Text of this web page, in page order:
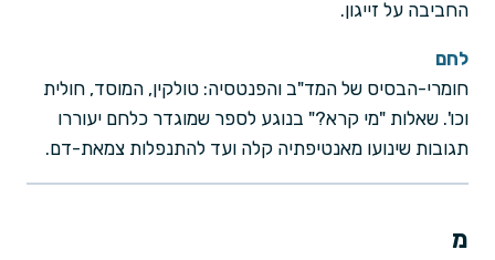
החביבה על זייגון.
לחם
חומרי-הבסיס של המד"ב והפנטסיה: טולקין, המוסד, חולית
וכו'. שאלות "מי קרא?" בנוגע לספר שמוגדר כלחם יעוררו
תגובות שינועו מאנטיפתיה קלה ועד להתנפלות צמאת-דם.
מ